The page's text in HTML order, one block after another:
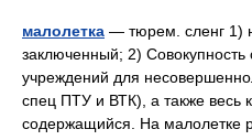
малолетка — тюрем. сленг 1)
заключенный; 2)
учреждений для
спец ПТУ и ВТК), а также весь
содержащийся. На